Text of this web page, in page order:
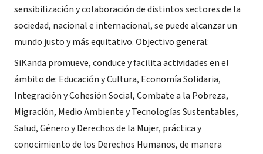
sensibilización y colaboración de distintos sectores de la
sociedad, nacional e internacional, se puede alcanzar un
mundo justo y más equitativo. Objectivo general:
SiKanda promueve, conduce y facilita actividades en el
ámbito de: Educación y Cultura, Economía Solidaria,
Integración y Cohesión Social, Combate a la Pobreza,
Migración, Medio Ambiente y Tecnologías Sustentables,
Salud, Género y Derechos de la Mujer, práctica y
conocimiento de los Derechos Humanos, de manera